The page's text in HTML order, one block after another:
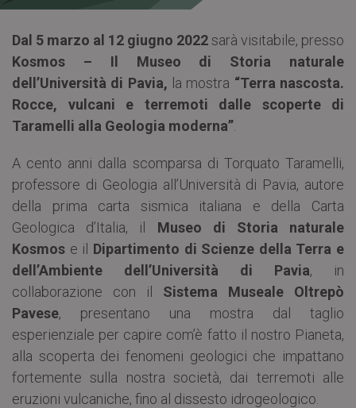
Dal 5 marzo al 12 giugno 2022sarà visitabile, presso
Kosmos – Il Museo di Storia naturale
dell’Università di Pavia, la mostra “Terra nascosta.
Rocce, vulcani e terremoti dalle scoperte di
Taramelli alla Geologia moderna”
A cento anni dalla scomparsa di Torquato Taramelli,
professore di Geologia all’Università di Pavia, autore
della prima carta sismica italiana e della Carta
Geologica d’Italia, il Museo di Storia naturale
Kosmos e il Dipartimento di Scienze della Terra e
dell’Ambiente dell’Università di Pavia, in
collaborazione con il Sistema Museale Oltrepò
Pavese, presentano una mostra dal taglio
esperienziale per capire com’è fatto il nostro Pianeta,
alla scoperta dei fenomeni geologici che impattano
fortemente sulla nostra società, dai terremoti alle
eruzioni vulcaniche, fino al dissesto idrogeologico.